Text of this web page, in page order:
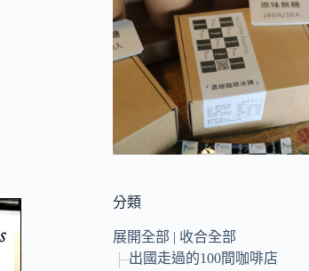
件
的
結
分類
展開全部 | 收合全部
出國走過的100間咖啡店